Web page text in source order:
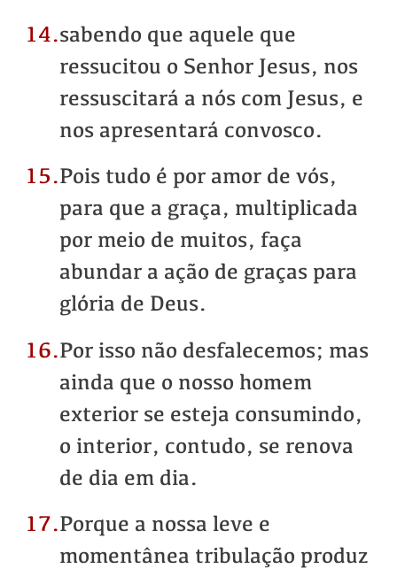
14.sabendo que aquele que
ressucitou o Senhor Jesus, nos
ressuscitará a nós com Jesus, e
nos apresentará convosco.
15.Pois tudo é por amor de vós,
para que a graça, multiplicada
por meio de muitos, faça
abundar a ação de graças para
glória de Deus.
16.Por isso não desfalecemos; mas
ainda que o nosso homem
exterior se esteja consumindo,
o interior, contudo, se renova
de dia em dia.
17.Porque a nossa leve e
momentânea tribulação produz